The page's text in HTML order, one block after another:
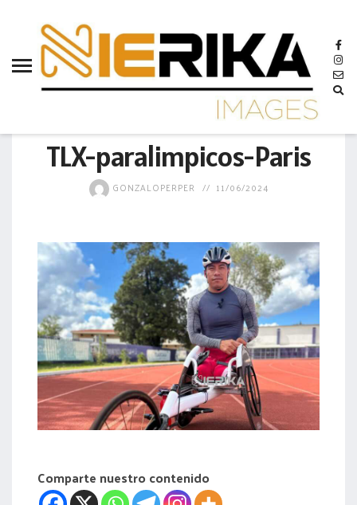
TLX-paralimpicos-Paris
GONZALOPERPER 11/06/2024
Comparte nuestro contenido
aamtlax
abanderamiento
abogadas
acciones
acervo
aclaración
acreditación